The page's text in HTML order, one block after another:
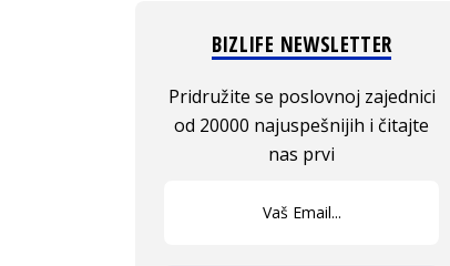
BIZLIFE NEWSLETTER
Pridružite se poslovnoj zajednici
od 20000 najuspešnijih i čitajte
nas prvi